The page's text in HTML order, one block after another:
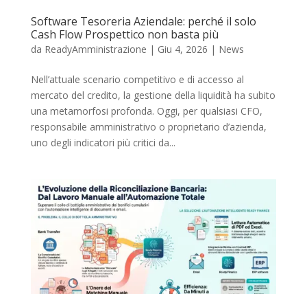
Software Tesoreria Aziendale: perché il solo
Cash Flow Prospettico non basta più
da ReadyAmministrazione | Giu 4, 2026 | News
Nell’attuale scenario competitivo e di accesso al
mercato del credito, la gestione della liquidità ha subito
una metamorfosi profonda. Oggi, per qualsiasi CFO,
responsabile amministrativo o proprietario d’azienda,
uno degli indicatori più critici da...